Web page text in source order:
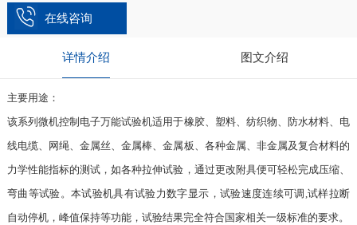
在线咨询
详情介绍 图文介绍
主要用途：
该系列微机控制电子万能试验机适用于橡胶、塑料、纺织物、防水材料、电
线电缆、网绳、金属丝、金属棒、金属板、各种金属、非金属及复合材料的
力学性能指标的测试，如各种拉伸试验，通过更改附具便可轻松完成压缩、
弯曲等试验。本试验机具有试验力数字显示，试验速度连续可调,试样拉断
自动停机，峰值保持等功能，试验结果完全符合国家相关一级标准的要求。